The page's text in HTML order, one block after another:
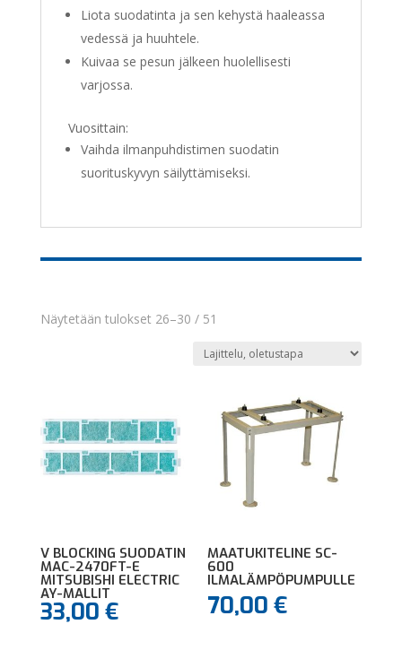
määrä
Liota suodatinta ja sen kehystä haaleassa
vedessä ja huuhtele.
Kuivaa se pesun jälkeen huolellisesti
varjossa.
Vuosittain:
Vaihda ilmanpuhdistimen suodatin
suorituskyvyn säilyttämiseksi.
Näytetään tulokset 26–30 / 51
V BLOCKING SUODATIN
MAC-2470FT-E
MITSUBISHI ELECTRIC
AY-MALLIT
33,00 €
MAATUKITELINE SC-
600
ILMALÄMPÖPUMPULLE
70,00€